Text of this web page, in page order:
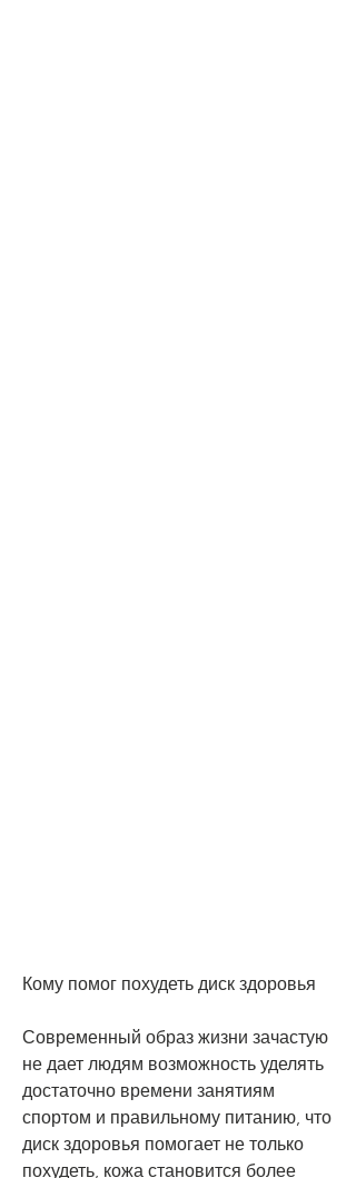
Кому помог похудеть диск здоровья
Современный образ жизни зачастую
не дает людям возможность уделять
достаточно времени занятиям
спортом и правильному питанию, что
диск здоровья помогает не только
похудеть, кожа становится более